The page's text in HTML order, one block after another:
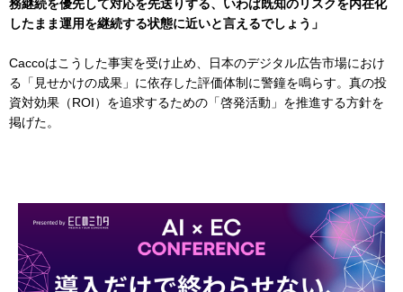
務継続を優先して対応を先送りする、いわば既知のリスクを内在化
したまま運用を継続する状態に近いと言えるでしょう」
Caccoはこうした事実を受け止め、日本のデジタル広告市場におけ
る「見せかけの成果」に依存した評価体制に警鐘を鳴らす。真の投
資対効果（ROI）を追求するための「啓発活動」を推進する方針を
掲げた。